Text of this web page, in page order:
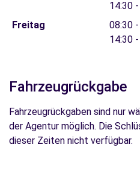
14:30
Freitag
08:30
14:30
Fahrzeugrückgabe
Fahrzeugrückgaben sind nur
der Agentur möglich. Die
dieser Zeiten nicht verfügbar.